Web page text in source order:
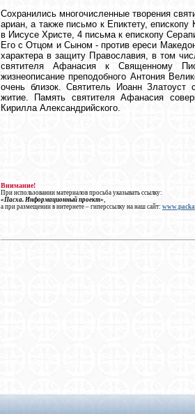
Сохранились многочисленные творения
ариан, а также письмо к Епиктету,
в Иисусе Христе, 4 письма к епископу
Его с Отцом и Сыном - против ереси
характера в защиту Православия, в том
святителя Афанасия к Священному
жизнеописание преподобного Антония
очень близок. Святитель Иоанн Златоуст
житие. Память святителя Афанасия
Кирилла Александрийского.
Внимание!
При использовании материалов просьба указывать ссылку:
«Пасха. Информационный проект»
а при размещении в интернете – гиперссылку на наш сайт: